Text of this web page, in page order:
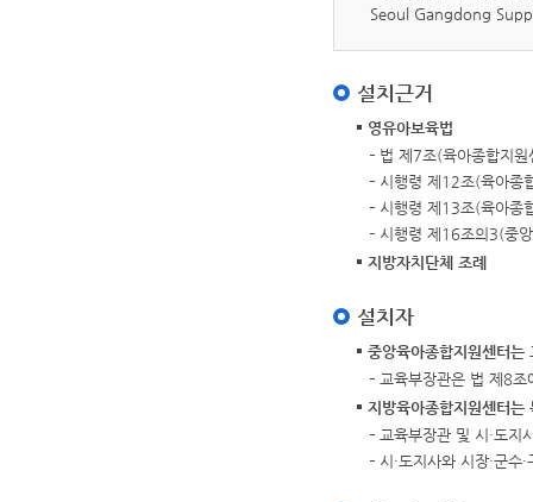
Seoul Gangdong
설치근거
영유아보육법
법 제7조(육아종합지원
시행령 제12조(육아종
시행령 제13조(육아종
시행령 제16조의3(중
지방자치단체 조례
설치자
중앙육아종합지원센터는
교육부장관은 법 제8조
지방육아종합지원센터는
교육부장관 및 시·도지
시·도지사와 시장·군